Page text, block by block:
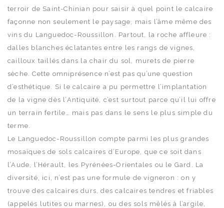
terroir de Saint-Chinian pour saisir à quel point le calcaire
façonne non seulement le paysage, mais l’âme même des
vins du Languedoc-Roussillon. Partout, la roche affleure :
dalles blanches éclatantes entre les rangs de vignes,
cailloux taillés dans la chair du sol, murets de pierre
sèche. Cette omniprésence n’est pas qu’une question
d’esthétique. Si le calcaire a pu permettre l’implantation
de la vigne dès l’Antiquité, c’est surtout parce qu’il lui offre
un terrain fertile… mais pas dans le sens le plus simple du
terme.
Le Languedoc-Roussillon compte parmi les plus grandes
mosaïques de sols calcaires d’Europe, que ce soit dans
l’Aude, l’Hérault, les Pyrénées-Orientales ou le Gard. La
diversité, ici, n’est pas une formule de vigneron : on y
trouve des calcaires durs, des calcaires tendres et friables
(appelés lutites ou marnes), ou des sols mêlés à l’argile,